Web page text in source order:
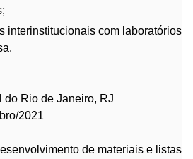
interinstitucionais com laboratórios
do Rio de Janeiro, RJ
2021
de materiais e listas